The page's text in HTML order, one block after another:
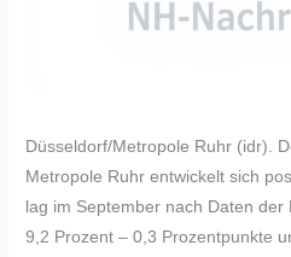
Düsseldorf/Metropole Ruhr (idr).
Metropole Ruhr entwickelt sich
lag im September nach Daten
9,2 Prozent – 0,3 Prozentpunkte